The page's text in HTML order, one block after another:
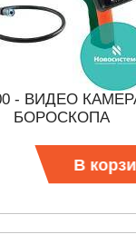
- ВИДЕО
БОРОСКОПА
В